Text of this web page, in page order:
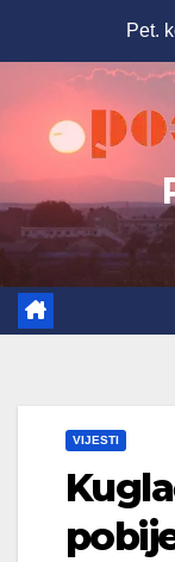
Pet.
VIJESTI